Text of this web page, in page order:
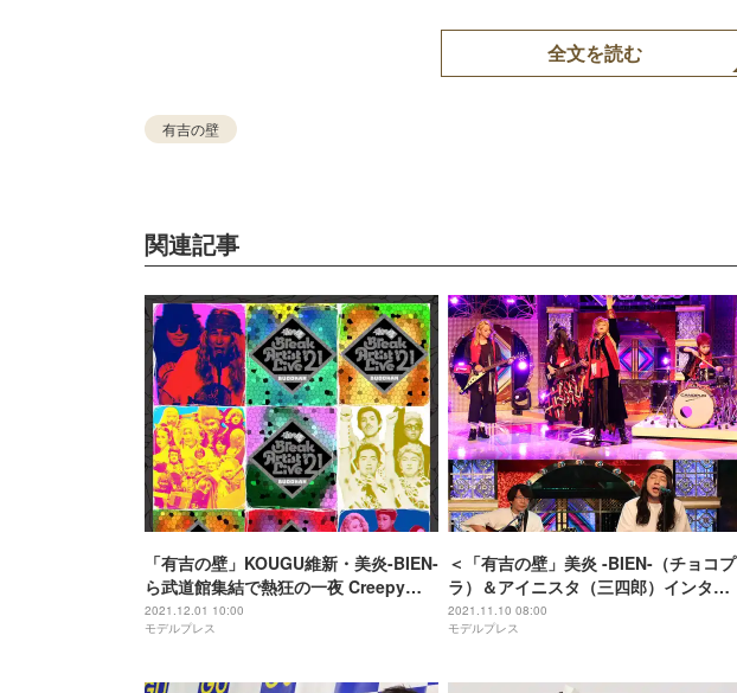
全文を読む
有吉の壁
関連記事
「有吉の壁」KOUGU維新・美炎-BIEN-
ら武道館集結で熱狂の一夜 Creepy
Nutsもサプライズ参戦＜「Break
Artist Live’21 BUDOKAN」ライブレ
2021.12.01 10:00
モデルプレス
＜「有吉の壁」美炎 -BIEN-（チョコプ
ラ）＆アイニスタ（三四郎）インタビ
ュー＞武道館ライブへの思い・ライバ
ルは？「有吉は、いつひれ伏すんだ」
2021.11.10 08:00
モデルプレス